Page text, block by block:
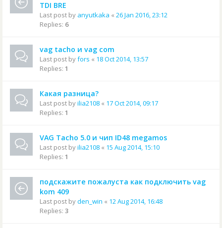
TDI BRE
Last post by anyutkaka « 26 Jan 2016, 23:12
Replies: 6
vag tacho и vag com
Last post byfors « 18 Oct 2014, 13:57
Replies: 1
Какая разница?
Last post byilia2108 « 17 Oct 2014, 09:17
Replies: 1
VAG Tacho 5.0 и чип ID48 megamos
Last post byilia2108 « 15 Aug 2014, 15:10
Replies: 1
подскажите пожалуста как подключить vag
kom 409
Last post byden_win « 12 Aug 2014, 16:48
Replies: 3